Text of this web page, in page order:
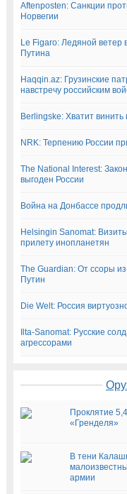
Aftenposten: Санкции
Норвегии
Le Figaro: Ледяной ветер
Путина
Haqqin.az: Грузинские
навстречу российским
Berlingske: Хватит
NRK: Терпению России
The National Interest:
выгоден России
Война на Донбассе
Helsingin Sanomat:
прилету инопланетян
The Guardian: От ссоры
Путин
Die Welt: Россия
Ilta-Sanomat: Русские
агрессорами
Проклятие
«Гренделя»
В тени
армии